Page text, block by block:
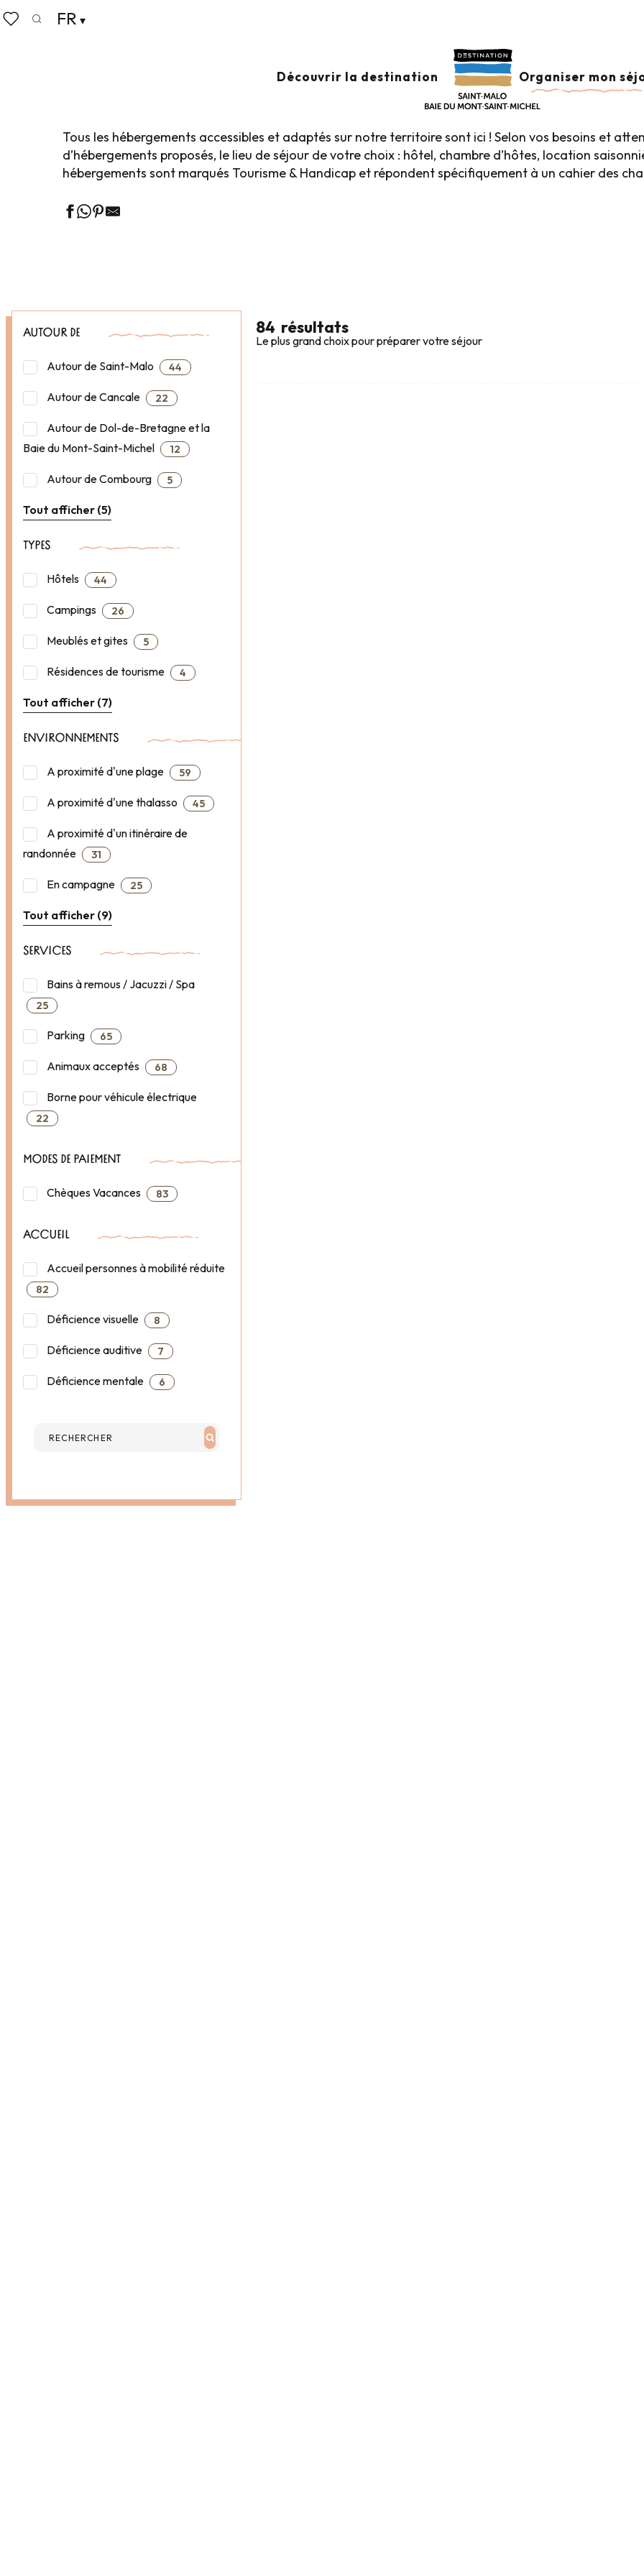
Aller
au
FR
Découvrir la destination Organiser mon
Accueil
HÉBERGEMENTS ACCESSIBLESAjouter
Tous les hébergements accessibles et adaptés sur notre territoire sont ici ! Selon vos besoins et
d’hébergements proposés, le lieu de séjour de votre choix : hôtel, chambre d’hôtes, location
hébergements sont marqués Tourisme & Handicap et répondent spécifiquement à un cahier des
AUTOUR DE
Autour de Saint-Malo 44
Autour de Cancale 22
Autour de Dol-de-Bretagne et la
Baie du Mont-Saint-Michel
12
Autour de Combourg 5
Tout afficher (5)
TYPES
Hôtels 44
Campings 26
Meublés et gites 5
Résidences de tourisme 4
Tout afficher (7)
ENVIRONNEMENTS
A proximité d'une plage 59
A proximité d'une thalasso 45
A proximité d'un itinéraire de
randonnée
31
En campagne 25
Tout afficher (9)
SERVICES
Bains à remous / Jacuzzi / Spa
25
Parking 65
Animaux acceptés 68
Borne pour véhicule électrique
22
MODES DE PAIEMENT
Chèques Vacances 83
ACCUEIL
Accueil personnes à mobilité réduite
82
Déficience visuelle 8
Déficience auditive 7
Déficience mentale 6
84 résultats
Le plus grand choix pour préparer votre séjour